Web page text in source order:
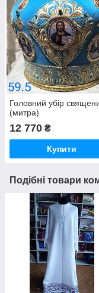
Головний убір
(митра)
12 770 ₴
Купити
Подібні товари